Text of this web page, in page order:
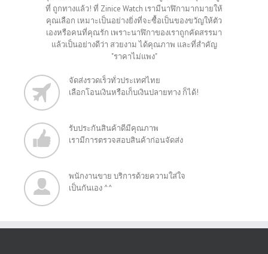
ที่ ถูกทางแล้ว! ที่ Zinice Watch เรามีนาฬิกามากมายให้
คุณเลือก เหมาะเป็นอย่างยิ่งที่จะซื้อเป็นของขวัญให้ตัว
เองหรือคนที่คุณรัก เพราะนาฬิกาของเราถูกคัดสรรมา
แล้วเป็นอย่างดีว่า สวยงาม ได้คุณภาพ และที่สำคัญ
"ราคาไม่แพง"
จัดส่งรวดเร็วทั่วประเทศไทย
เลือกโอนเงินหรือเก็บเงินปลายทาง ก็ได้!
รับประกันสินค้าดีมีคุณภาพ
เรามีการตรวจสอบสินค้าก่อนจัดส่ง
พนักงานขาย บริการด้วยความใส่ใจ
เป็นกันเอง ^^